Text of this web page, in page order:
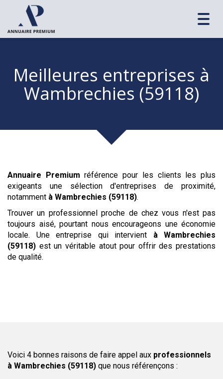
Meilleures entreprises à
Wambrechies (59118)
Annuaire Premium référence pour les clients les plus
exigeants une sélection d'entreprises de proximité,
notamment à Wambrechies (59118).
Trouver un professionnel proche de chez vous n'est pas
toujours aisé, pourtant nous encourageons une économie
locale. Une entreprise qui intervient à Wambrechies
(59118) est un véritable atout pour offrir des prestations
de qualité.
Voici 4 bonnes raisons de faire appel aux professionnels
à Wambrechies (59118) que nous référençons :